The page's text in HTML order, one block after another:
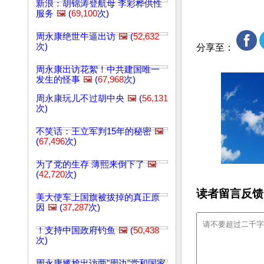
新浪：胡锦涛登航母 李彩桦供性
服务 🖼️ (69,100次)
周永康绝世牛逼出访 🖼️(52,632
次)
周永康出访花絮！中共建国唯一
发生的怪事 🖼️ (67,968次)
周永康玩儿不过胡中央 🖼️ (56,131
次)
不笑话：王立军判15年的秘密 🖼️
(67,496次)
为了党的生存 薄熙来倒下了 🖼️
(42,720次)
美大使车上国旗被拔掉的真正原
因 🖼️ (37,287次)
！支持中国政府钓鱼 🖼️(50,438
次)
分享至：
读者留言反